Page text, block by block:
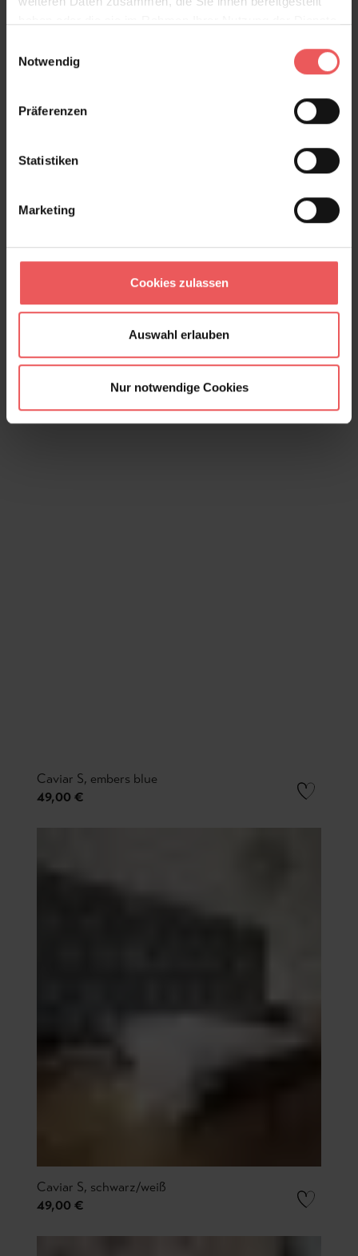
Notwendig
Präferenzen
Statistiken
Marketing
Cookies zulassen
Auswahl erlauben
Nur notwendige Cookies
Caviar S, mallow blue
Caviar S, embers blue
49,00 €
Caviar S, schwarz/weiß
49,00 €